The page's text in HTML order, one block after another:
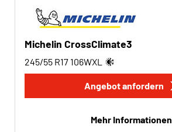
Michelin CrossClimate3
245/55 R17 106WXL
Angebot anfordern
Mehr Informationen